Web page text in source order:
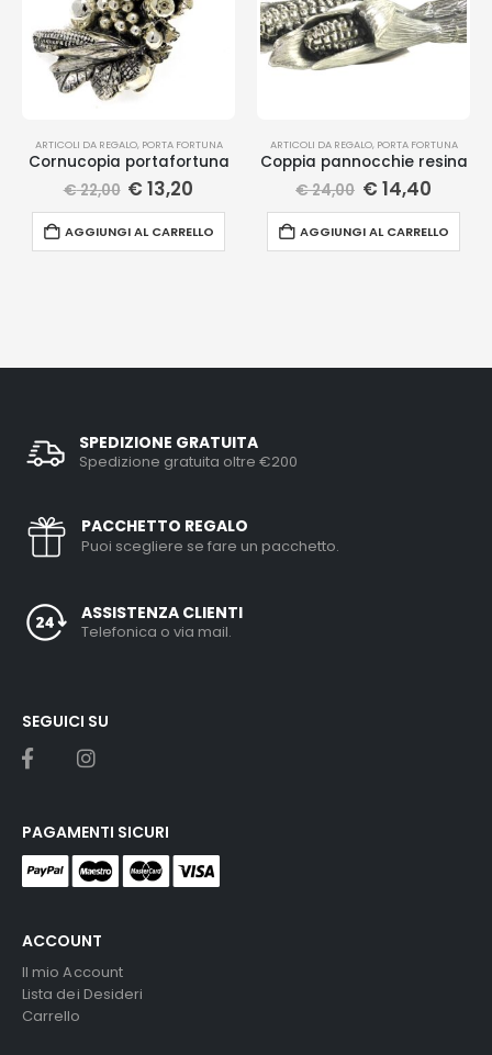
ARTICOLI DA REGALO, PORTA FORTUNA
Cornucopia portafortuna
€22,00 € 13,20
AGGIUNGI AL CARRELLO
ARTICOLI DA REGALO, PORTA FORTUNA
Coppia pannocchie resina
€24,00 € 14,40
AGGIUNGI AL CARRELLO
SPEDIZIONE GRATUITA
Spedizione gratuita oltre €200
PACCHETTO REGALO
Puoi scegliere se fare un pacchetto.
ASSISTENZA CLIENTI
Telefonica o via mail.
ACCOUNT
Il mio Account
Lista dei Desideri
Carrello
SEGUICI SU
PAGAMENTI SICURI